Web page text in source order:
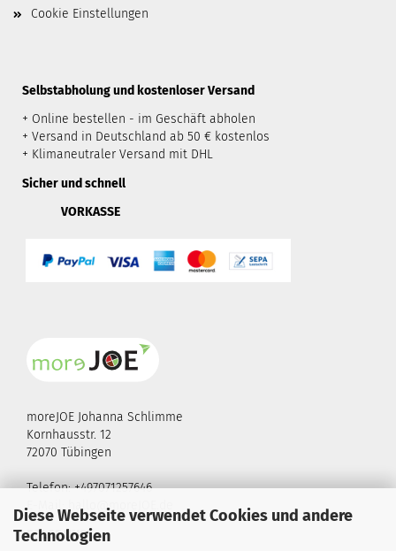
Diese Webseite verwendet Cookies und andere
Technologien
Cookie Einstellungen
​Selbstabholung und kostenloser Versand
+ Online bestellen - im Geschäft abholen
+ Versand in Deutschland ab 50 € kostenlos
+ Klimaneutraler Versand mit DHL
Sicher und schnell
VORKASSE
moreJOE Johanna Schlimme
Kornhausstr. 12
72070 Tübingen
Telefon: +497071257646
E-Mail:
hallo@moreJOE.de
FOLGE UNS!